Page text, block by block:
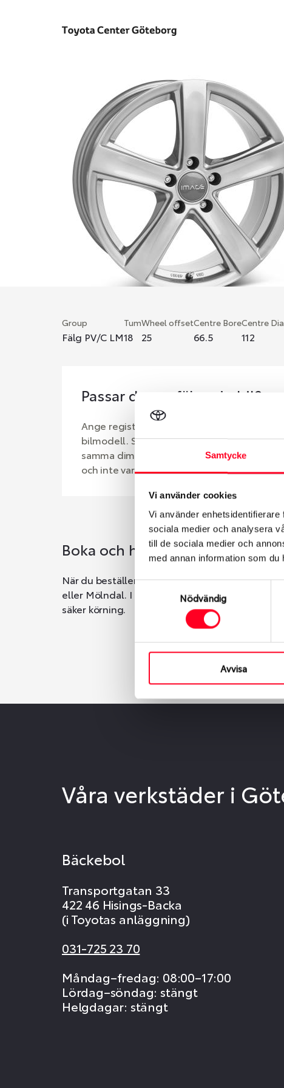
Samtycke
Vi använder cookies
Vi använder
sociala medier och analysera
till de sociala medier och
med annan information som
Samtyckesval
Nödvändig
Avvisa
Group
Fälg PV/C LM
Tum
18
Wheel offset
25
Centre Bore
66.5
Centre
112
Passar denna fälg min bil?
Ange registreringsnummer för att se om
bilmodell. Se till att kolla en extra gång så
samma dimensioner. Ibland kan fälgen ha
och inte vara samma dimension som bilen
Boka och hämta hos
När du beställer dina nya däck eller fälgar hos
eller Mölndal. I beställningen anger du datum
säker körning.
Våra verkstäder i
Bäckebol
Transportgatan 33
422 46 Hisings-Backa
(i Toyotas anläggning)
031-725 23 70
Måndag–fredag: 08:00–17:00
Lördag–söndag: stängt
Helgdagar: stängt